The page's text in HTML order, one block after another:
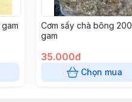
Cơm sấy chà bông 200
gam
35.000đ
Chọn mua